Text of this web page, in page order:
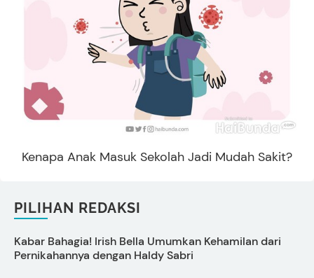
Kenapa Anak Masuk Sekolah Jadi Mudah Sakit?
PILIHAN REDAKSI
Kabar Bahagia! Irish Bella Umumkan Kehamilan dari
Pernikahannya dengan Haldy Sabri